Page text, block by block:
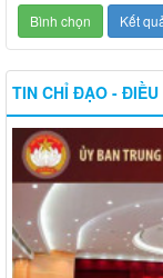
TIN CHỈ ĐẠO - ĐIỀU